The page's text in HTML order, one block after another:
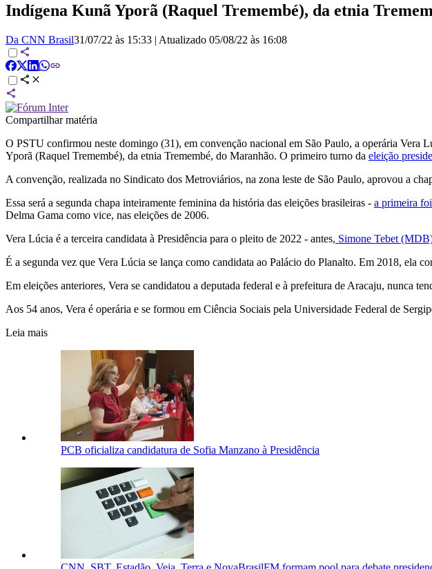
Indígena Kunã Yporã (Raquel Tremembé), da etnia
Da CNN Brasil31/07/22 às 15:33 | Atualizado 05/08/22 às 16:08
Compartilhar matéria
O PSTU confirmou neste domingo (31), em convenção nacional em São Paulo, a operária Vera
Yporã (Raquel Tremembé), da etnia Tremembé, do Maranhão. O primeiro turno da eleição
A convenção, realizada no Sindicato dos Metroviários, na zona leste de São Paulo, aprovou a
Essa será a segunda chapa inteiramente feminina da história das eleições brasileiras - a primeira
Delma Gama como vice, nas eleições de 2006.
Vera Lúcia é a terceira candidata à Presidência para o pleito de 2022 - antes, Simone Tebet
É a segunda vez que Vera Lúcia se lança como candidata ao Palácio do Planalto. Em 2018, ela
Em eleições anteriores, Vera se candidatou a deputada federal e à prefeitura de Aracaju, nunca
Aos 54 anos, Vera é operária e se formou em Ciência Sociais pela Universidade Federal de
Leia mais
PCB oficializa candidatura de Sofia Manzano à Presidência